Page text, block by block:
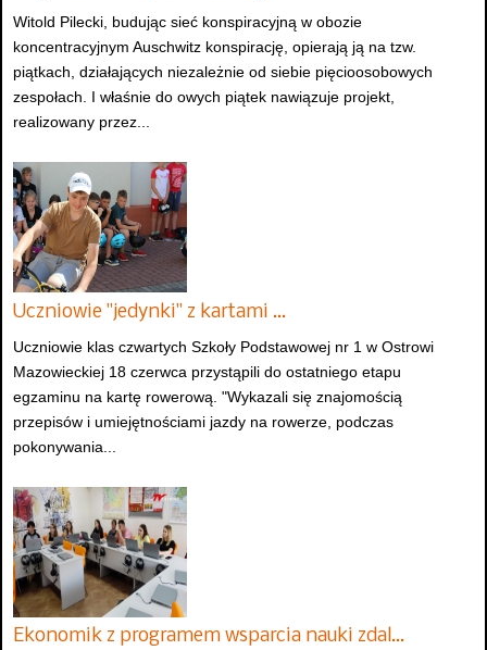
Witold Pilecki, budując sieć konspiracyjną w obozie
koncentracyjnym Auschwitz konspirację, opierają ją na tzw.
piątkach, działających niezależnie od siebie pięcioosobowych
zespołach. I właśnie do owych piątek nawiązuje projekt,
realizowany przez...
Uczniowie "jedynki" z kartami …
Uczniowie klas czwartych Szkoły Podstawowej nr 1 w Ostrowi
Mazowieckiej 18 czerwca przystąpili do ostatniego etapu
egzaminu na kartę rowerową. "Wykazali się znajomością
przepisów i umiejętnościami jazdy na rowerze, podczas
pokonywania...
Ekonomik z programem wsparcia nauki zdal…